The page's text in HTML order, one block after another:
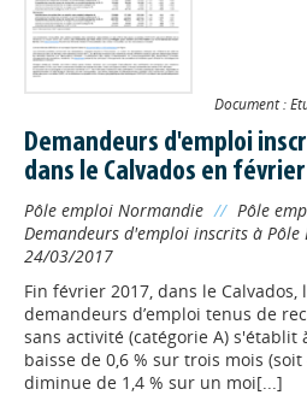
Document :
Demandeurs d'emploi
dans le Calvados en
Pôle emploi Normandie // Pôle
Demandeurs d'emploi inscrits à Pôle
24/03/2017
Fin février 2017, dans le
demandeurs d’emploi tenus de
sans activité (catégorie A) s'établit
baisse de 0,6 % sur trois mois
diminue de 1,4 % sur un moi[...]